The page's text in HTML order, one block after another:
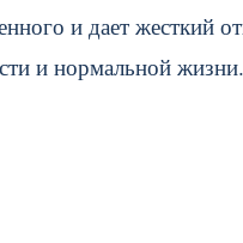
и дает жесткий
и нормальной жизни.